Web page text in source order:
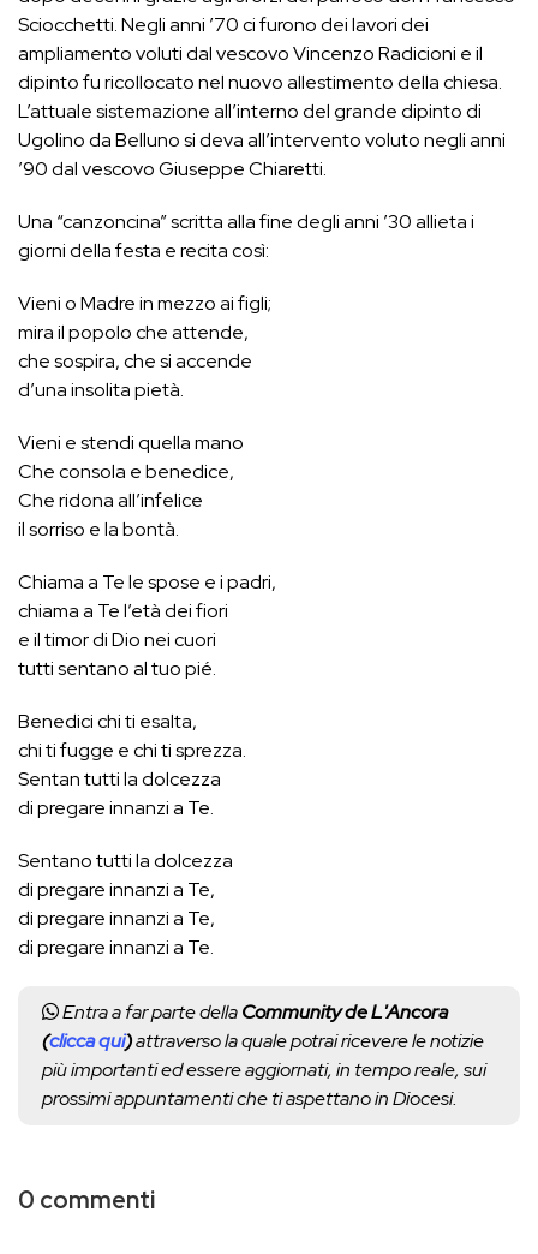
Sciocchetti. Negli anni ’70 ci furono dei lavori dei
ampliamento voluti dal vescovo Vincenzo Radicioni e il
dipinto fu ricollocato nel nuovo allestimento della chiesa.
L’attuale sistemazione all’interno del grande dipinto di
Ugolino da Belluno si deva all’intervento voluto negli anni
’90 dal vescovo Giuseppe Chiaretti.
Una “canzoncina” scritta alla fine degli anni ’30 allieta i
giorni della festa e recita così:
Vieni o Madre in mezzo ai figli;
mira il popolo che attende,
che sospira, che si accende
d’una insolita pietà.
Vieni e stendi quella mano
Che consola e benedice,
Che ridona all’infelice
il sorriso e la bontà.
Chiama a Te le spose e i padri,
chiama a Te l’età dei fiori
e il timor di Dio nei cuori
tutti sentano al tuo pié.
Benedici chi ti esalta,
chi ti fugge e chi ti sprezza.
Sentan tutti la dolcezza
di pregare innanzi a Te.
Sentano tutti la dolcezza
di pregare innanzi a Te,
di pregare innanzi a Te,
di pregare innanzi a Te.
Entra a far parte dellaCommunity de L'Ancora
(clicca qui)attraverso la quale potrai ricevere le notizie
più importanti ed essere aggiornati, in tempo reale, sui
prossimi appuntamenti che ti aspettano in Diocesi.
0 commenti